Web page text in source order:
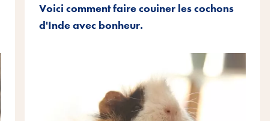
Voici comment faire couiner les cochons
d'Inde avec bonheur.